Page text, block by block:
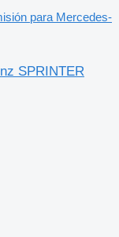
para Mercedes-
SPRINTER